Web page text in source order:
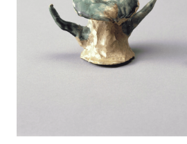
お問合せ
English Download